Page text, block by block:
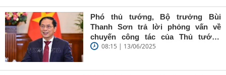
Sơn: Nhà
báo trẻ cần
giữ vững
'tâm trong,
Phó thủ tướng, Bộ trưởng Bùi
Thanh Sơn trả lời phỏng vấn về
chuyến công tác của Thủ tướng
Chính phủ đến Estonia, Pháp và
08:15 | 13/06/2025